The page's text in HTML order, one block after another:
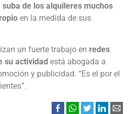
de los alquileres muchos
en la medida de sus
un fuerte trabajo en redes
su actividad está abogada a
y publicidad. “Es el por el